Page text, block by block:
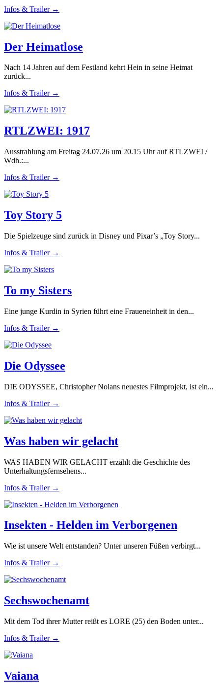
Infos & Trailer →
Der Heimatlose
Nach 14 Jahren auf dem Festland kehrt Hein in seine Heimat
zurück...
Infos & Trailer →
RTLZWEI: 1917
Ausstrahlung am Freitag 24.07.26 um 20.15 Uhr auf RTLZWEI /
Wdh.:...
Infos & Trailer →
Toy Story 5
Die Spielzeuge sind zurück in Disney und Pixar’s „Toy Story...
Infos & Trailer →
To my Sisters
Eine junge Kurdin in Syrien führt eine Fraueneinheit in den...
Infos & Trailer →
Die Odyssee
DIE ODYSSEE, Christopher Nolans neuestes Filmprojekt, ist ein...
Infos & Trailer →
Was haben wir gelacht
WAS HABEN WIR GELACHT erzählt die Geschichte des
Unterhaltungsfernsehens...
Infos & Trailer →
Insekten - Helden im Verborgenen
Wie ist unsere Welt entstanden? Unter unseren Füßen verbirgt...
Infos & Trailer →
Sechswochenamt
Mit dem Tod ihrer Mutter reißt es LORE (25) den Boden unter...
Infos & Trailer →
Vaiana